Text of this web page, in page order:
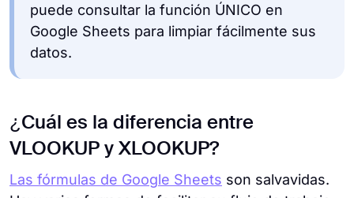
puede consultar la función ÚNICO en
Google Sheets para limpiar fácilmente sus
datos.
¿Cuál es la diferencia entre
VLOOKUP y XLOOKUP?
Las fórmulas de Google Sheets son salvavidas.